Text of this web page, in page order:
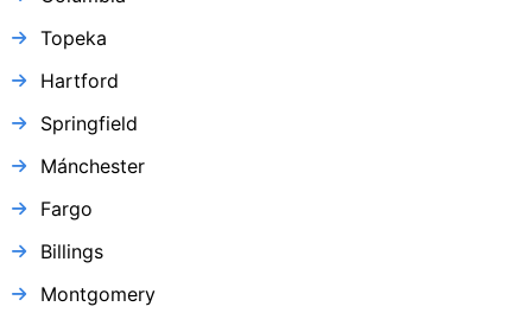
Topeka
Hartford
Springfield
Mánchester
Fargo
Billings
Montgomery